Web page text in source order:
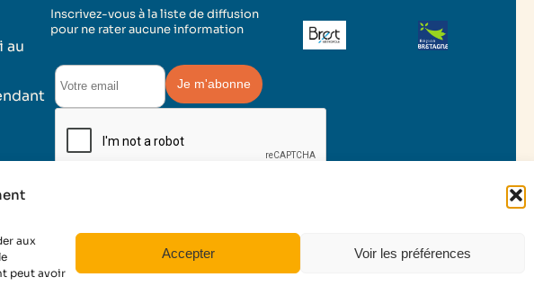
aux
peut avoir
Accepter Voir les préférences
au
Inscrivez-vous à la liste de diffusion
pour ne rater aucune information